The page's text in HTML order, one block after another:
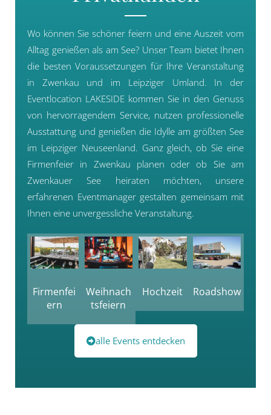
Wo können Sie schöner feiern und eine Auszeit vom
Alltag genießen als am See? Unser Team bietet Ihnen
die besten Voraussetzungen für Ihre Veranstaltung
in Zwenkau und im Leipziger Umland. In der
Eventlocation LAKESIDE kommen Sie in den Genuss
von hervorragendem Service, nutzen professionelle
Ausstattung und genießen die Idylle am größten See
im Leipziger Neuseenland. Ganz gleich, ob Sie eine
Firmenfeier in Zwenkau planen oder ob Sie am
Zwenkauer See heiraten möchten, unsere
erfahrenen Eventmanager gestalten gemeinsam mit
Ihnen eine unvergessliche Veranstaltung.
Firmenfei
ern
Weihnach
tsfeiern
Hochzeit Roadshow
alle Events entdecken